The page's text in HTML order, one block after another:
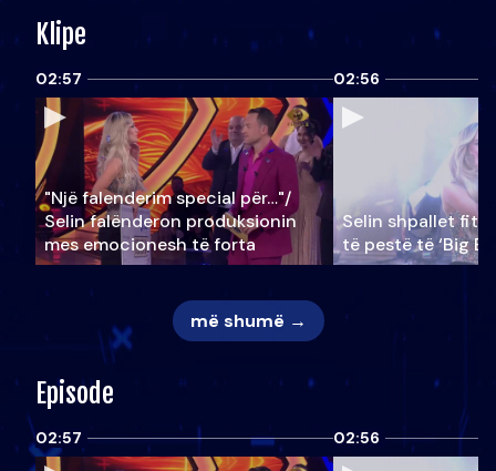
Klipe
02:57
"Një falenderim special për…"/
Selin falënderon produksionin
mes emocionesh të forta
02:56
Selin shpallet
të pestë të ‘Big
më shumë →
Episode
02:57 02:56